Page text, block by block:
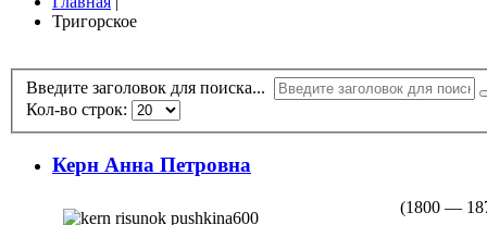
Тригорское
Введите заголовок для поиска...
Кол-во строк:
Керн Анна Петровна
(1800 —